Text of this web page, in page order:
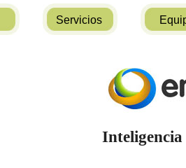
Servicios